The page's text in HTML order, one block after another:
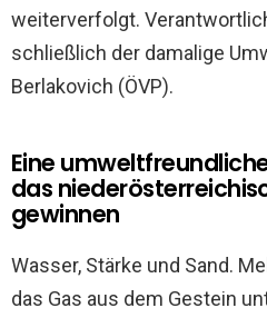
weiterverfolgt.
schließlich der damalige
Berlakovich (ÖVP).
Eine
das
gewinnen
Wasser, Stärke und Sand.
das Gas aus dem Gestein